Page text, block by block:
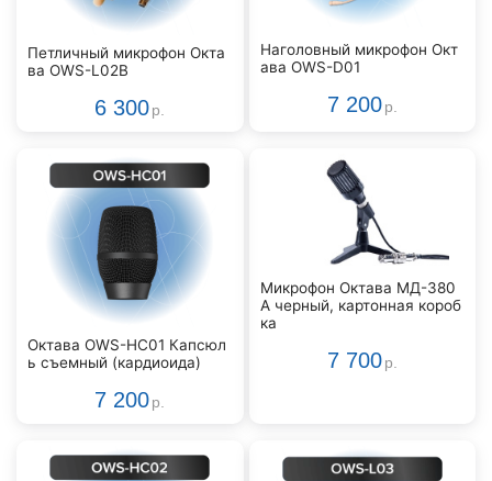
Петличный микрофон Окта
ва OWS-L02B
6 300 р.
Наголовный микрофон Окт
ава OWS-D01
7 200 р.
Октава OWS-HC01 Капсюл
ь съемный (кардиоида)
7 200 р.
Микрофон Октава МД-380
А черный, картонная короб
ка
7 700 р.